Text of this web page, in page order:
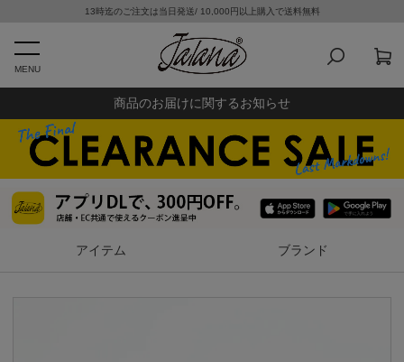
13時迄のご注文は当日発送/ 10,000円以上購入で送料無料
MENU
商品のお届けに関するお知らせ
アイテム ブランド